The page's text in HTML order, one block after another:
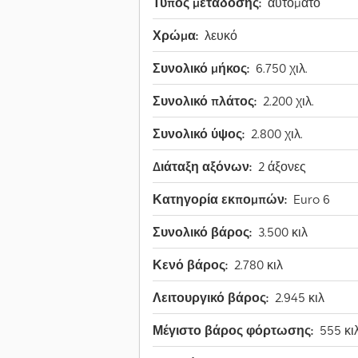
Χρώμα: λευκό
Συνολικό μήκος: 6.750 χιλ.
Συνολικό πλάτος: 2.200 χιλ.
Συνολικό ύψος: 2.800 χιλ.
Διάταξη αξόνων: 2 άξονες
Κατηγορία εκπομπών: Euro 6
Συνολικό βάρος: 3.500 κιλ
Κενό βάρος: 2.780 κιλ
Λειτουργικό βάρος: 2.945 κιλ
Μέγιστο βάρος φόρτωσης: 555